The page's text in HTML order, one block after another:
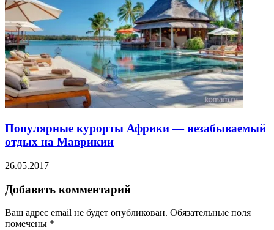
Популярные курорты Африки — незабываемый
отдых на Маврикии
26.05.2017
Добавить комментарий
Ваш адрес email не будет опубликован. Обязательные поля
помечены *